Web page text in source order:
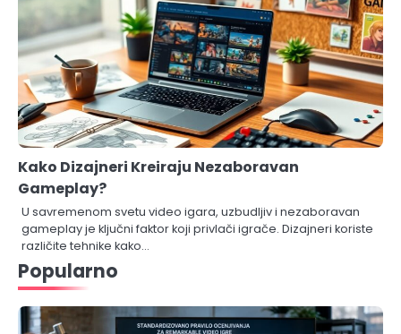
Kako Dizajneri Kreiraju Nezaboravan
Gameplay?
U savremenom svetu video igara, uzbudljiv i nezaboravan
gameplay je ključni faktor koji privlači igrače. Dizajneri koriste
različite tehnike kako…
Popularno